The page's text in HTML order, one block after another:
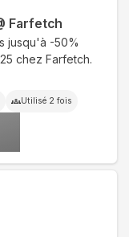
Farfetch
jusqu'à -50%
chez Farfetch.
Utilisé 2 fois